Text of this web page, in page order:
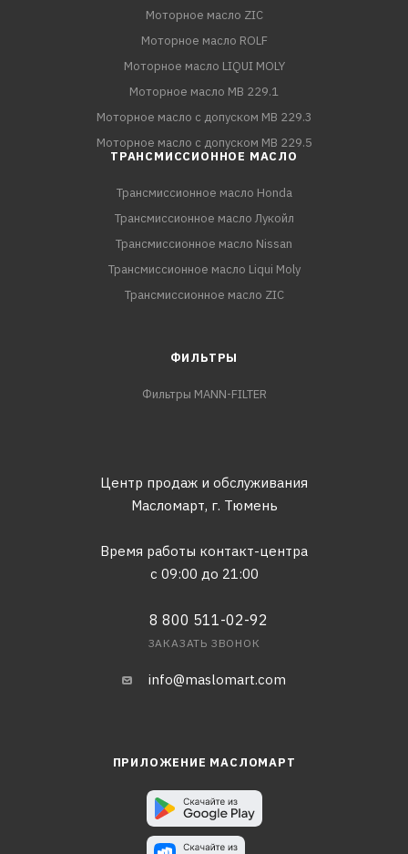
Моторное масло ZIC
Моторное масло ROLF
Моторное масло LIQUI MOLY
Моторное масло MB 229.1
Моторное масло с допуском MB 229.3
Моторное масло с допуском MB 229.5
ТРАНСМИССИОННОЕ МАСЛО
Трансмиссионное масло Honda
Трансмиссионное масло Лукойл
Трансмиссионное масло Nissan
Трансмиссионное масло Liqui Moly
Трансмиссионное масло ZIC
ФИЛЬТРЫ
Фильтры MANN-FILTER
Центр продаж и обслуживания
Масломарт, г. Тюмень
Время работы контакт-центра
с 09:00 до 21:00
8 800 511-02-92
ЗАКАЗАТЬ ЗВОНОК
info@maslomart.com
ПРИЛОЖЕНИЕ МАСЛОМАРТ